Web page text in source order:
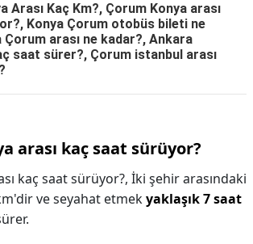
Arası Kaç Km?, Çorum Konya arası
Konya Çorum otobüs bileti ne
arası ne kadar?, Ankara
saat sürer?, Çorum istanbul arası
arası kaç saat sürüyor?
kaç saat sürüyor?, İki şehir arasındaki
ve seyahat etmekyaklaşık 7 saat